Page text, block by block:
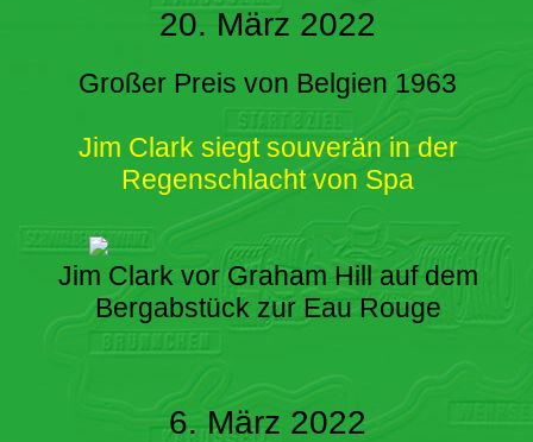
20. März 2022
Großer Preis von Belgien 1963
Jim Clark siegt souverän in der
Regenschlacht von Spa
Jim Clark vor Graham Hill auf dem
Bergabstück zur Eau Rouge
6. März 2022